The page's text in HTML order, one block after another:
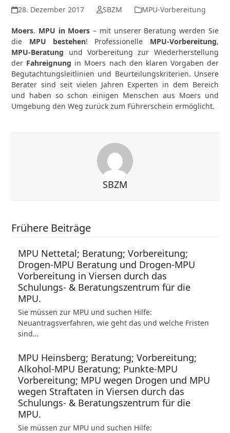
28. Dezember 2017 SBZM MPU-Vorbereitung
Moers. MPU in Moers – mit unserer Beratung werden Sie
die MPU bestehen! Professionelle MPU-Vorbereitung,
MPU-Beratung und Vorbereitung zur Wiederherstellung
der Fahreignung in Moers nach den klaren Vorgaben der
Begutachtungsleitlinien und Beurteilungskriterien. Unsere
Berater sind seit vielen Jahren Experten in dem Bereich
und haben so schon einigen Menschen aus Moers und
Umgebung den Weg zurück zum Führerschein ermöglicht.
SBZM
Frühere Beiträge
MPU Nettetal; Beratung; Vorbereitung;
Drogen-MPU Beratung und Drogen-MPU
Vorbereitung in Viersen durch das
Schulungs- & Beratungszentrum für die
MPU.
Sie müssen zur MPU und suchen Hilfe:
Neuantragsverfahren, wie geht das und welche Fristen
sind…
MPU Heinsberg; Beratung; Vorbereitung;
Alkohol-MPU Beratung; Punkte-MPU
Vorbereitung; MPU wegen Drogen und MPU
wegen Straftaten in Viersen durch das
Schulungs- & Beratungszentrum für die
MPU.
Sie müssen zur MPU und suchen Hilfe: